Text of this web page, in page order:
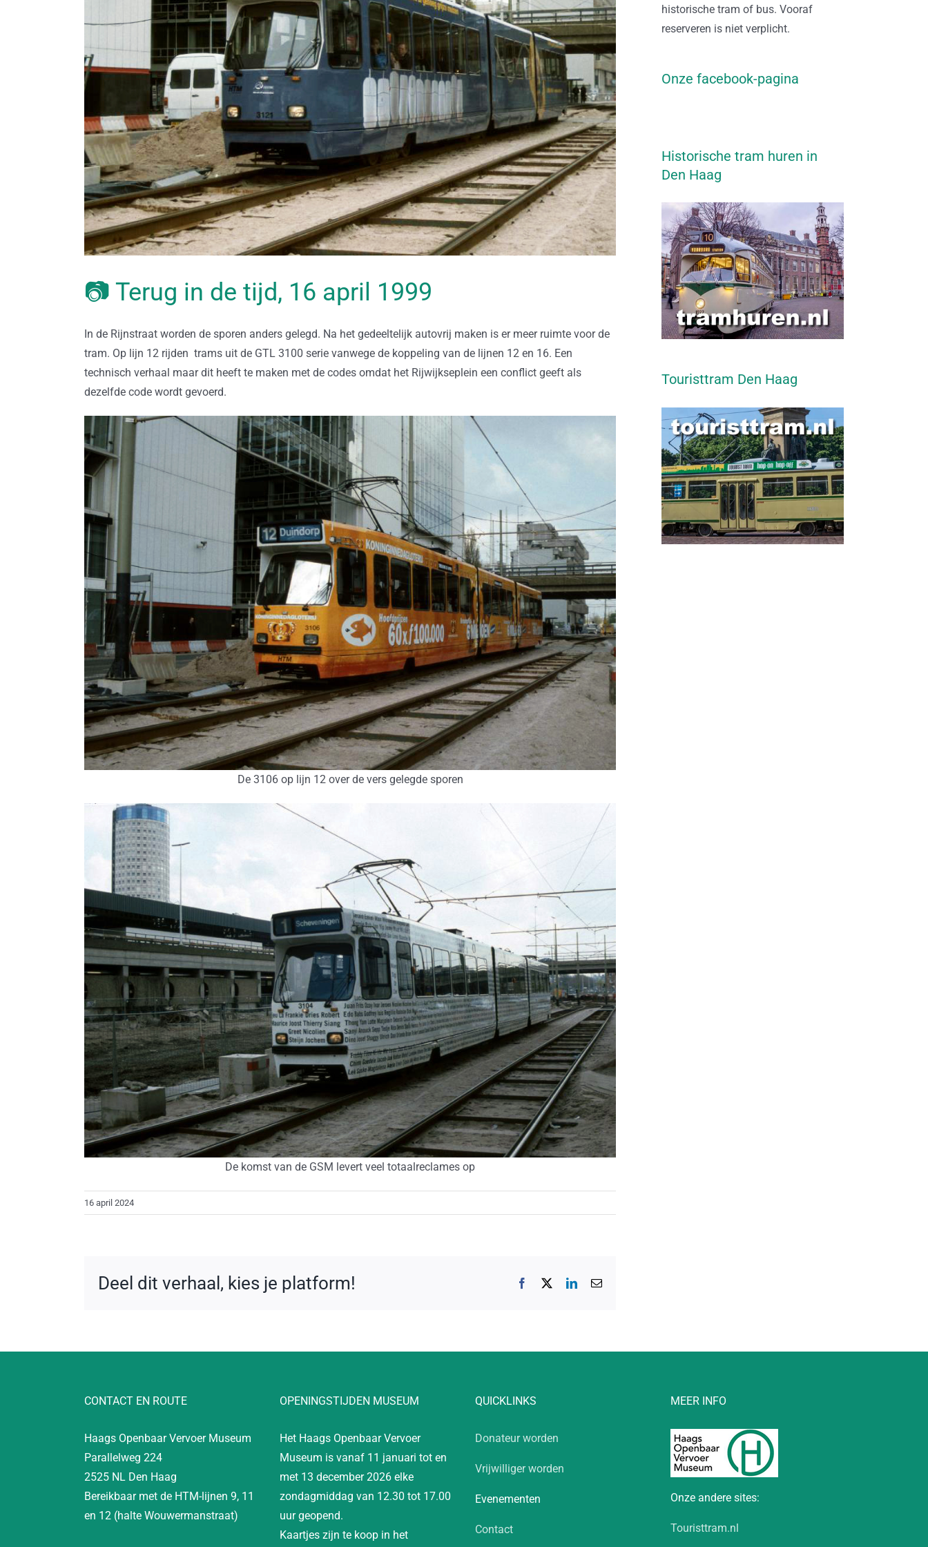
📷 Terug in de tijd, 16 april 1999
In de Rijnstraat worden de sporen anders gelegd. Na het gedeeltelijk autovrij maken is er meer ruimte voor de
tram. Op lijn 12 rijden trams uit de GTL 3100 serie vanwege de koppeling van de lijnen 12 en 16. Een
technisch verhaal maar dit heeft te maken met de codes omdat het Rijwijkseplein een conflict geeft als
dezelfde code wordt gevoerd.
De 3106 op lijn 12 over de vers gelegde sporen
De komst van de GSM levert veel totaalreclames op
16 april 2024
Deel dit verhaal, kies je platform! Facebook LinkedIn
E-
historische tram of bus. Vooraf
reserveren is niet verplicht.
Onze facebook-pagina
Historische tram huren in
Den Haag
Touristtram Den Haag
CONTACT EN ROUTE
Haags Openbaar Vervoer Museum
Parallelweg 224
2525 NL Den Haag
Bereikbaar met de HTM-lijnen 9, 11
en 12 (halte Wouwermanstraat)
OPENINGSTIJDEN MUSEUM
Het Haags Openbaar Vervoer
Museum is vanaf 11 januari tot en
met 13 december 2026 elke
zondagmiddag van 12.30 tot 17.00
uur geopend.
Kaartjes zijn te koop in het
QUICKLINKS
Donateur worden
Vrijwilliger worden
Evenementen
Contact
MEER INFO
Onze andere sites:
Touristtram.nl